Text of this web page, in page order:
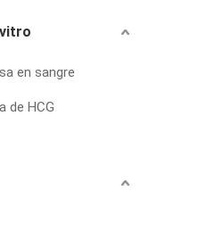
en sangre
de HCG